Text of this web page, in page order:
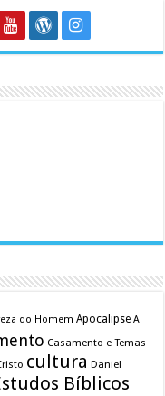
do Homem Apocalipse A
Casamento e Temas
cultura Daniel
Bíblicos